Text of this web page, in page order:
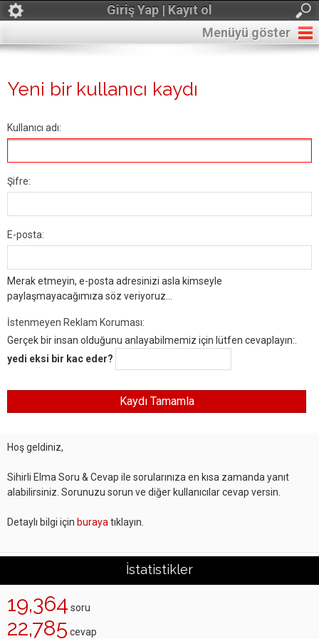
Giriş Yap | Kayıt ol
Menüyü göster
Yeni bir kullanıcı kaydı
Kullanıcı adı:
Şifre:
E-posta:
Merak etmeyin, e-posta adresinizi asla kimseyle
paylaşmayacağımıza söz veriyoruz...
İstenmeyen Reklam Koruması:
Gerçek bir insan olduğunu anlayabilmemiz için lütfen cevaplayın:.
yedi eksi bir kac eder?
Hoş geldiniz,
Sihirli Elma Soru & Cevap ile sorularınıza en kısa zamanda yanıt
alabilirsiniz. Sorunuzu sorun ve diğer kullanıcılar cevap versin.
Detaylı bilgi için buraya tıklayın.
İstatistikler
19,364 soru
22,785 cevap